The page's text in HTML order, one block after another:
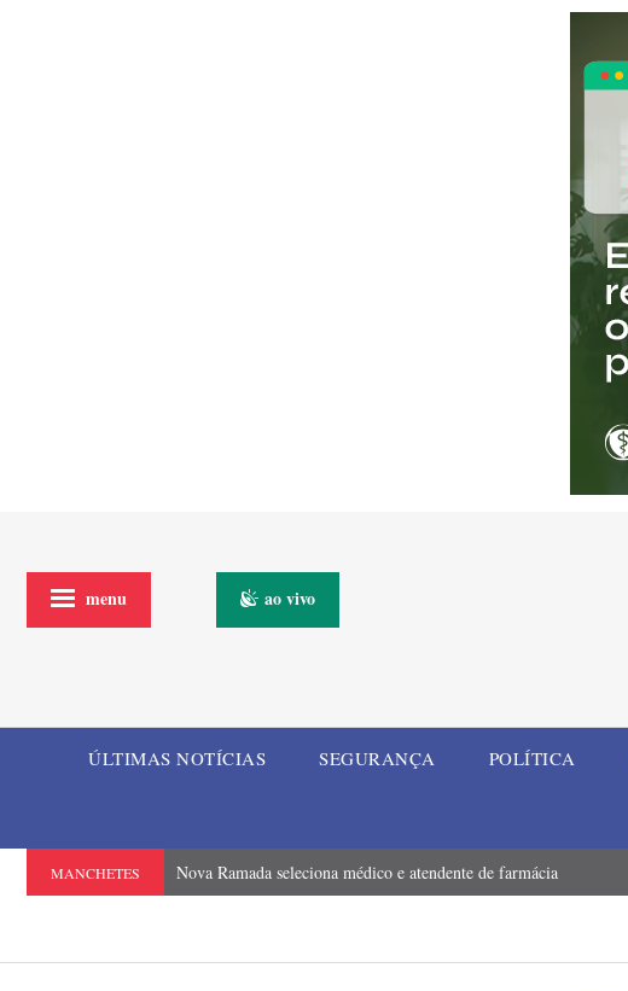
menu ao vivo
ÚLTIMAS NOTÍCIAS SEGURANÇA POLÍTICA
MANCHETES Nova Ramada seleciona médico e atendente de farmácia